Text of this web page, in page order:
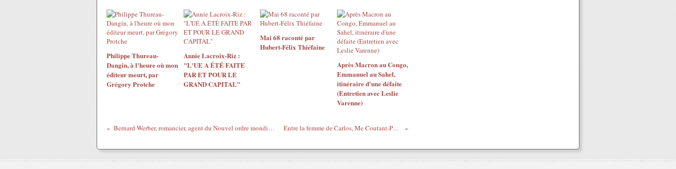
Philippe Thureau-
Dangin, à l'heure où mon
éditeur meurt, par
Grégory Protche
Annie Lacroix-Riz :
"L'UE A ÉTÉ FAITE
PAR ET POUR LE
GRAND CAPITAL"
Mai 68 raconté par
Hubert-Félix Thiéfaine
Après Macron au Congo,
Emmanuel au Sahel,
itinéraire d'une défaite
(Entretien avec Leslie
Varenne)
Bernard Werber, romancier, agent du Nouvel ordre mondial et donc ennemi de la Côte d'Ivoire, de la Libye et de toutes les nations libres et souveraines Entre la femme de Carlos, Me Coutant-Peyre, et son collectif d'avocats plagiaires, Ouattara a tout d'un grand !